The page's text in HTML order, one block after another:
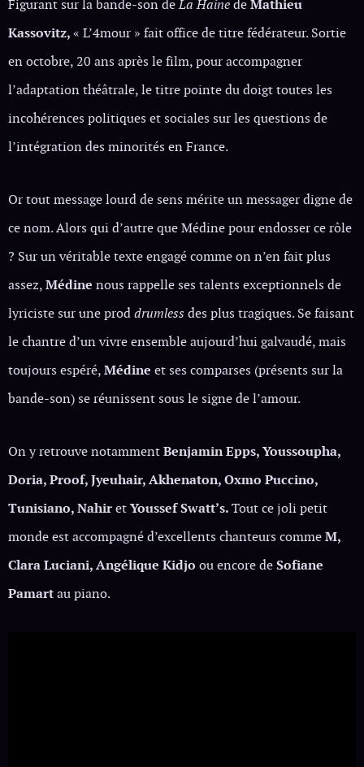
Figurant sur la bande-son deLa HainedeMathieu
Kassovitz,« L’4mour » fait office de titre fédérateur. Sortie
en octobre, 20 ans après le film, pour accompagner
l’adaptation théâtrale, le titre pointe du doigt toutes les
incohérences politiques et sociales sur les questions de
l’intégration des minorités en France.
Or tout message lourd de sens mérite un messager digne de
ce nom. Alors qui d’autre que Médine pour endosser ce rôle
? Sur un véritable texte engagé comme on n’en fait plus
assez,Médine nous rappelle ses talents exceptionnels de
lyriciste sur une proddrumless des plus tragiques. Se faisant
le chantre d’un vivre ensemble aujourd’hui galvaudé, mais
toujours espéré,Médine et ses comparses (présents sur la
bande-son) se réunissent sous le signe de l’amour.
On y retrouve notammentBenjamin Epps, Youssoupha,
Doria, Proof, Jyeuhair, Akhenaton, Oxmo Puccino,
Tunisiano, NahiretYoussef Swatt’s.Tout ce joli petit
monde est accompagné d’excellents chanteurs commeM,
Clara Luciani, Angélique Kidjo ou encore deSofiane
Pamartau piano.